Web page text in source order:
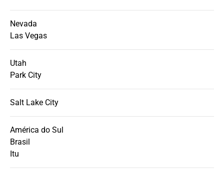
Nevada
Las Vegas
Utah
Park City
Salt Lake City
América do Sul
Brasil
Itu